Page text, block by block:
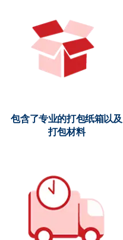
包含了专业的打包纸箱以及
打包材料